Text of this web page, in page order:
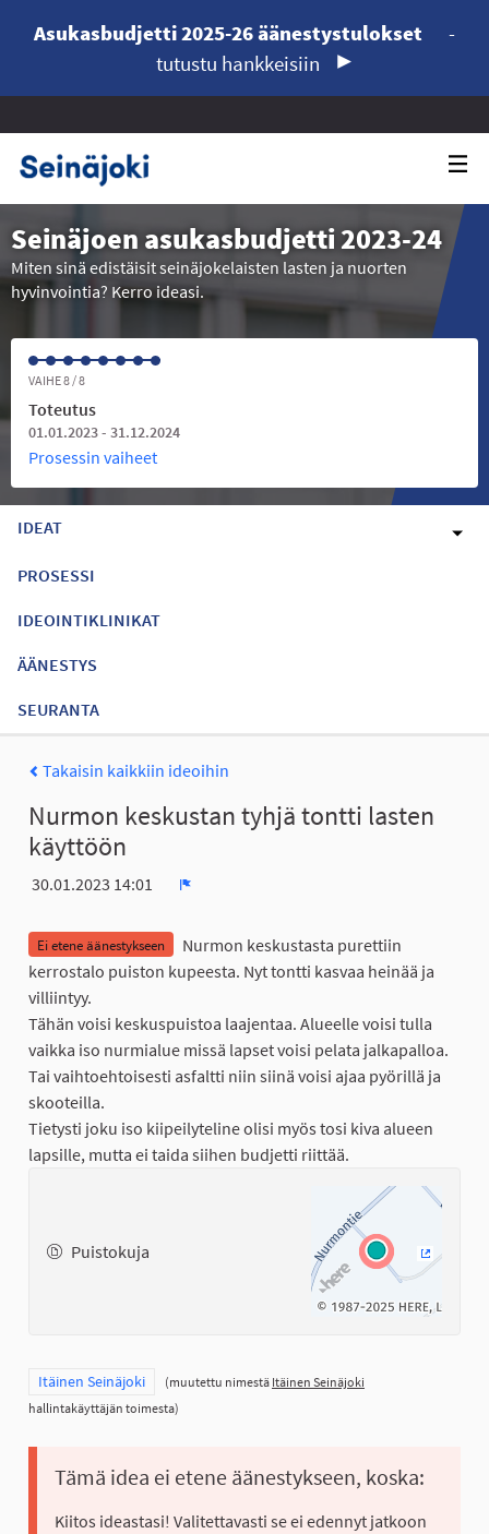
Asukasbudjetti 2025-26 äänestystulokset
-
tutustu hankkeisiin
Seinäjoen asukasbudjetti 2023-24
Miten sinä edistäisit seinäjokelaisten lasten ja nuorten
hyvinvointia? Kerro ideasi.
VAIHE 8 / 8
Toteutus
01.01.2023 - 31.12.2024
Prosessin vaiheet
IDEAT
PROSESSI
IDEOINTIKLINIKAT
ÄÄNESTYS
SEURANTA
Takaisin kaikkiin ideoihin
Nurmon keskustan tyhjä tontti lasten
käyttöön
30.01.2023 14:01
Ei etene äänestykseen
Nurmon keskustasta purettiin
kerrostalo puiston kupeesta. Nyt tontti kasvaa heinää ja
villiintyy.
Tähän voisi keskuspuistoa laajentaa. Alueelle voisi tulla
vaikka iso nurmialue missä lapset voisi pelata jalkapalloa.
Tai vaihtoehtoisesti asfaltti niin siinä voisi ajaa pyörillä ja
skooteilla.
Tietysti joku iso kiipeilyteline olisi myös tosi kiva alueen
lapsille, mutta ei taida siihen budjetti riittää.
Puistokuja
Rajaa tulokset teeman mukaan: Itäinen Seinäjoki
Itäinen Seinäjoki (muutettu nimestä Itäinen Seinäjoki
hallintakäyttäjän toimesta)
Tämä idea ei etene äänestykseen, koska:
Kiitos ideastasi! Valitettavasti se ei edennyt jatkoon